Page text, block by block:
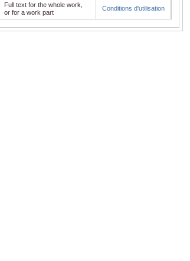
Full text for the whole work,
or for a work part
Conditions d'utilisation